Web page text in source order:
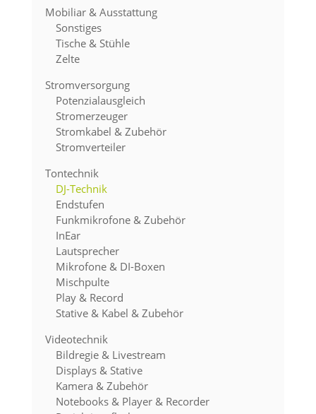
Mobiliar & Ausstattung
Sonstiges
Tische & Stühle
Zelte
Stromversorgung
Potenzialausgleich
Stromerzeuger
Stromkabel & Zubehör
Stromverteiler
Tontechnik
DJ-Technik
Endstufen
Funkmikrofone & Zubehör
InEar
Lautsprecher
Mikrofone & DI-Boxen
Mischpulte
Play & Record
Stative & Kabel & Zubehör
Videotechnik
Bildregie & Livestream
Displays & Stative
Kamera & Zubehör
Notebooks & Player & Recorder